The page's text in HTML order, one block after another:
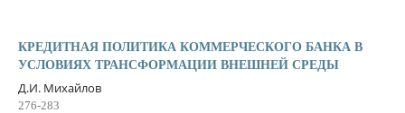
КРЕДИТНАЯ ПОЛИТИКА КОММЕРЧЕСКОГО БАНКА В
УСЛОВИЯХ ТРАНСФОРМАЦИИ ВНЕШНЕЙ СРЕДЫ
Д.И. Михайлов
276-283